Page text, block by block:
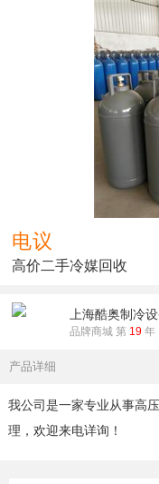
电议
高价二手冷媒回收
上海酷奥制冷
品牌商城 第 19 年
产品详细
我公司是一家专业从事高
理，欢迎来电详询！